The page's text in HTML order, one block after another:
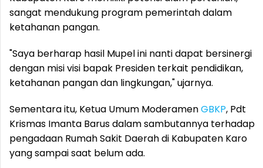
sangat mendukung program pemerintah dalam
ketahanan pangan.
"Saya berharap hasil Mupel ini nanti dapat bersinergi
dengan misi visi bapak Presiden terkait pendidikan,
ketahanan pangan dan lingkungan," ujarnya.
Sementara itu, Ketua Umum ModeramenGBKP, Pdt
Krismas Imanta Barus dalam sambutannya terhadap
pengadaan Rumah Sakit Daerah di Kabupaten Karo
yang sampai saat belum ada.